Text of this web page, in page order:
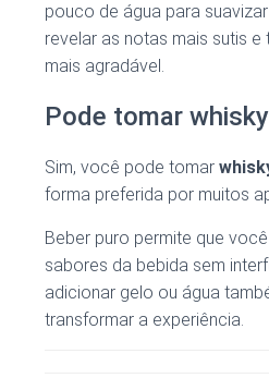
pouco de água para
revelar as notas mais sutis e
mais agradável.
Pode tomar
Sim, você pode tomar
forma preferida por muitos
Beber puro permite que
sabores da bebida sem
adicionar gelo ou água
transformar a experiência.